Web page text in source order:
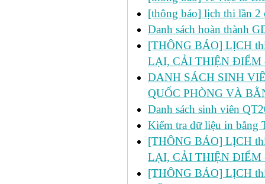
[thông báo] lịch thi lần 2
Danh sách hoàn thành
[THÔNG BÁO] LỊCH thi
LẠI, CẢI THIỆN ĐIỂM
DANH SÁCH SINH
QUỐC PHÒNG VÀ
Danh sách sinh viên
Kiểm tra dữ liệu in
[THÔNG BÁO] LỊCH thi
LẠI, CẢI THIỆN ĐIỂM
[THÔNG BÁO] LỊCH